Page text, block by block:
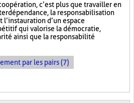
c’est plus que travailler en
la responsabilisation
d’un espace
qui valorise la démocratie,
ainsi que la responsabilité
par les pairs (7)